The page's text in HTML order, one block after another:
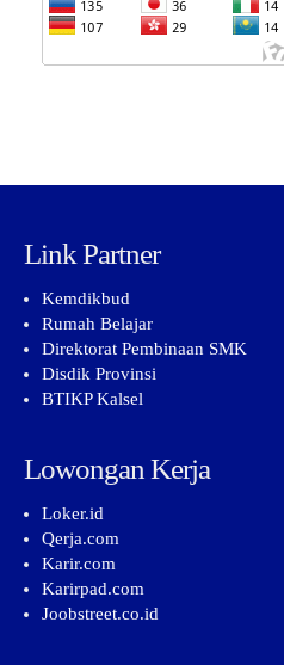
Link Partner
Kemdikbud
Rumah Belajar
Direktorat Pembinaan SMK
Disdik Provinsi
BTIKP Kalsel
Lowongan Kerja
Loker.id
Qerja.com
Karir.com
Karirpad.com
Joobstreet.co.id